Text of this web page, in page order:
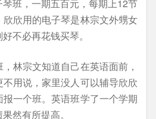
班，一期五百元，每期上12节
欣用的电子琴是林宗文外甥女
不必再花钱买琴。
林宗文知道自己在英语面前，
用说，家里没人可以辅导欣欣
一个班。英语班学了一个学期
然有所提高。